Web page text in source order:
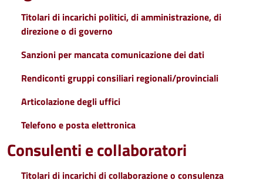
Titolari di incarichi politici, di amministrazione, di
direzione o di governo
Sanzioni per mancata comunicazione dei dati
Rendiconti gruppi consiliari regionali/provinciali
Articolazione degli uffici
Telefono e posta elettronica
Consulenti e collaboratori
Titolari di incarichi di collaborazione o consulenza